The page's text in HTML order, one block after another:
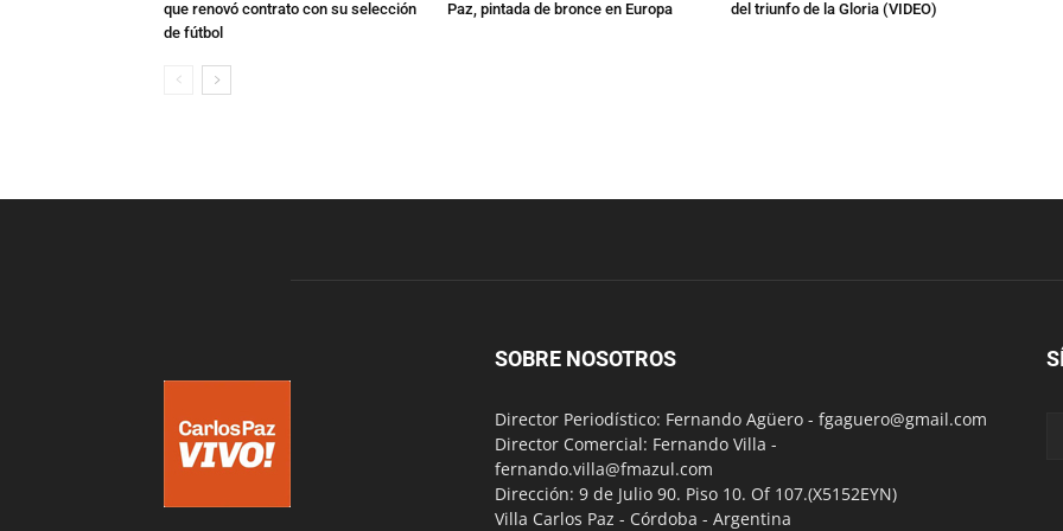
que renovó contrato con su selección
de fútbol
Paz, pintada de bronce en Europa
del triunfo de la Gloria (VIDEO)
SOBRE NOSOTROS
Director Periodístico: Fernando Agüero - fgaguero@gmail.com
Director Comercial: Fernando Villa -
fernando.villa@fmazul.com
Dirección: 9 de Julio 90. Piso 10. Of 107.(X5152EYN)
Villa Carlos Paz - Córdoba - Argentina